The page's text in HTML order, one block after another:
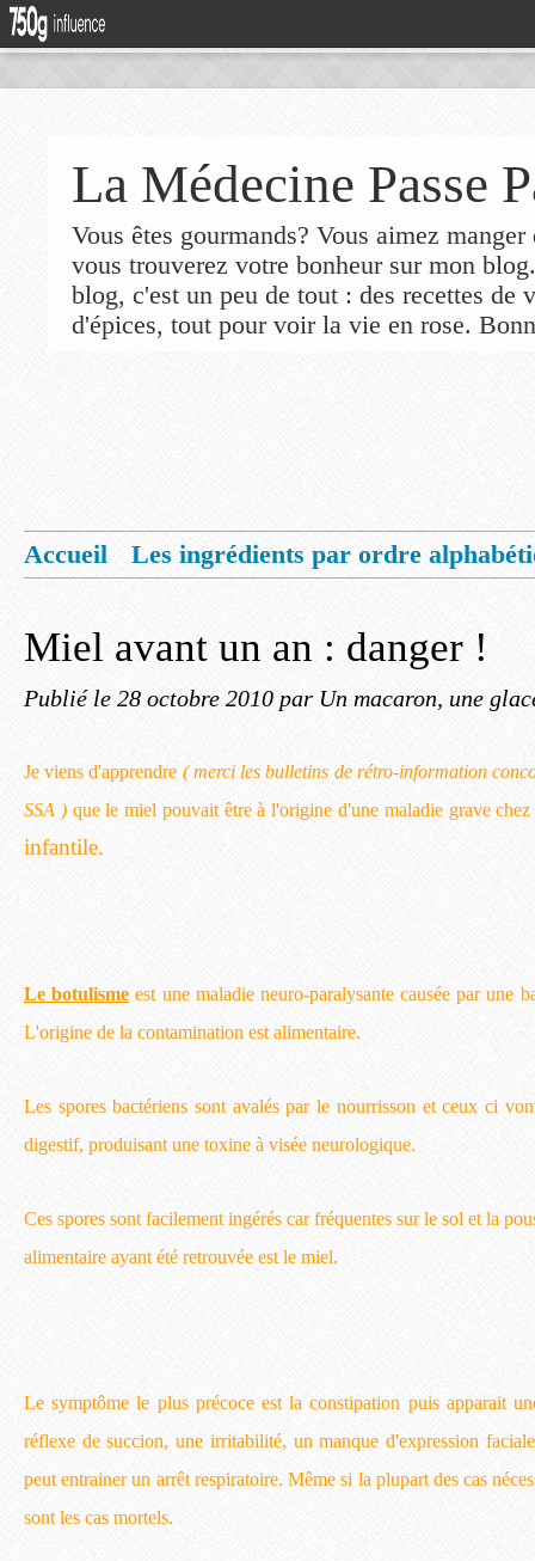
La Médecine Passe
Vous êtes gourmands? Vous aimez
vous trouverez votre bonheur sur mon
blog, c'est un peu de tout : des recettes de
d'épices, tout pour voir la vie en rose.
Accueil
Les ingrédients par ordre
Miel avant un an : danger !
Publié le 28 octobre 2010 par Un macaron, une
Je viens d'apprendre ( merci les bulletins de rétro-information
SSA )que le miel pouvait être à l'origine d'une maladie grave
infantile.
Le botulisme est une maladie neuro-paralysante causée par une
L'origine de la contamination est alimentaire.
Les spores bactériens sont avalés par le nourrisson et ceux ci
digestif, produisant une toxine à visée neurologique.
Ces spores sont facilement ingérés car fréquentes sur le sol et la
alimentaire ayant été retrouvée est le miel.
Le symptôme le plus précoce est la constipation puis apparait
réflexe de succion, une irritabilité, un manque d'expression
peut entrainer un arrêt respiratoire. Même si la plupart des cas
sont les cas mortels.